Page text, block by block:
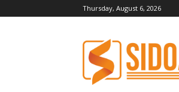
Thursday, August 6, 2026